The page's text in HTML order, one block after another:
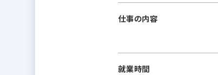
仕事の内容
就業時間